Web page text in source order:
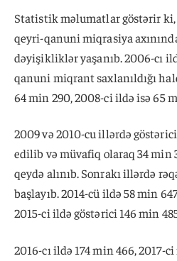
Statistik məlumatlar göstərir
qeyri-qanuni miqrasiya
dəyişikliklər yaşanıb. 2006-cı
qanuni miqrant saxlanıldığı
64 min 290, 2008-ci ildə isə 65
2009 və 2010-cu illərdə
edilib və müvafiq olaraq 34 min
qeydə alınıb. Sonrakı illərdə
başlayıb. 2014-cü ildə 58 min
2015-ci ildə göstərici 146 min
2016-cı ildə 174 min 466, 2017-